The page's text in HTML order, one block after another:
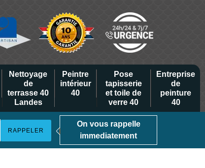
Nettoyage
de
terrasse 40
Landes
Peintre
intérieur
40
Pose
tapisserie
et toile de
verre 40
Entreprise
de
peinture
40
On vous rappelle
immediatement